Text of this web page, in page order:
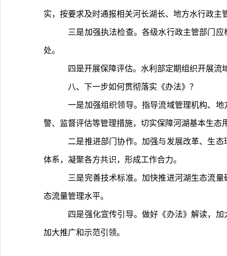
实，按要求及时通报相关河长湖长、地方水行政
处。
四是开展保障评估。水利部定期组织开展
	八、下一步如何贯彻落实《办法》？
	一是加强组织领导。指导流域管理机构、地方水行政主管部门按照标准规范和程序要求，全面开展河湖和已建水利水电工程生态流量确定，严格落实泄放调度、监测预
警、监督评估等管理措施，切实保障河湖基本生态
体系，凝聚各方共识，形成工作合力。
态流量管理水平。
加大推广和示范引领。